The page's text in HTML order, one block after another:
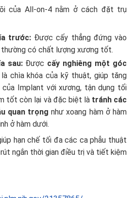
của All-on-4 nằm ở cách đặt trụ
trước:Được cấy thẳng đứng vào
thường có chất lượng xương tốt.
sau:Được cấy nghiêng một góc
chìa khóa của kỹ thuật, giúp tăng
Implant với xương, tận dụng tối
tốt còn lại và đặc biệt là tránh các
quan trọng như xoang hàm ở hàm
ở hàm dưới.
hạn chế tối đa các ca phẫu thuật
ngắn thời gian điều trị và tiết kiệm